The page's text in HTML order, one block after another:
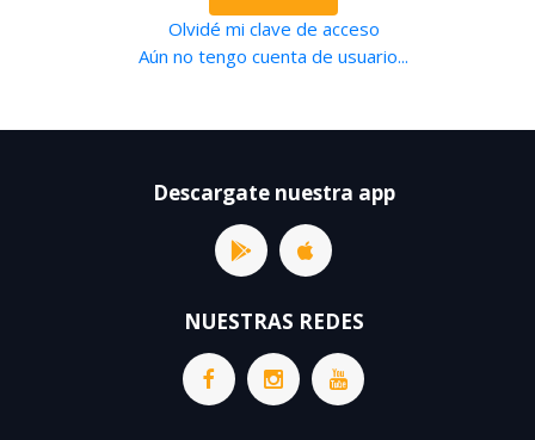
Olvidé mi clave de acceso
Aún no tengo cuenta de usuario...
Descargate nuestra app
NUESTRAS REDES